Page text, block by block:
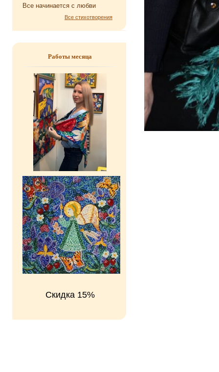
Все на­чи­на­ет­ся с любви
Все стихотворения
Работы месяца
Скидка 15%